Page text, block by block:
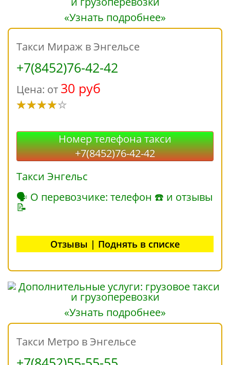
«Узнать подробнее»
Такси Мираж в Энгельсе
+7(8452)76-42-42
Цена: от 30 руб
Номер телефона такси
+7(8452)76-42-42
Такси Энгельс
🗣 О перевозчике: телефон ☎ и отзывы
📝
Отзывы | Поднять в списке
«Узнать подробнее»
Такси Метро в Энгельсе